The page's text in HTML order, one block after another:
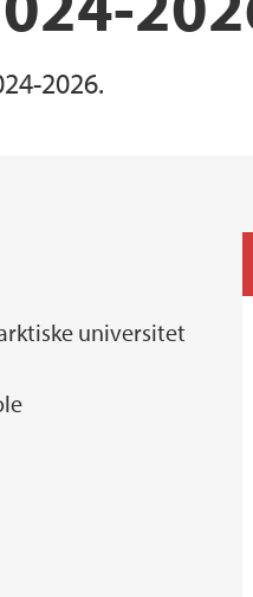
2026.
universitet